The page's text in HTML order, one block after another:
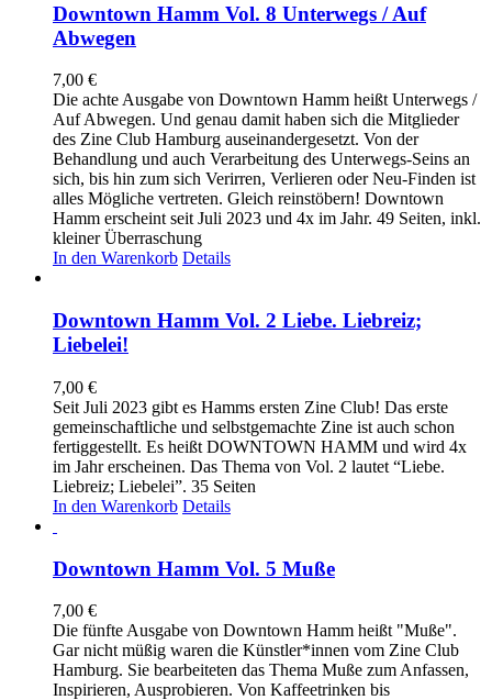
Downtown Hamm Vol. 8 Unterwegs / Auf
Abwegen
7,00 €
Die achte Ausgabe von Downtown Hamm heißt Unterwegs /
Auf Abwegen. Und genau damit haben sich die Mitglieder
des Zine Club Hamburg auseinandergesetzt. Von der
Behandlung und auch Verarbeitung des Unterwegs-Seins an
sich, bis hin zum sich Verirren, Verlieren oder Neu-Finden ist
alles Mögliche vertreten. Gleich reinstöbern! Downtown
Hamm erscheint seit Juli 2023 und 4x im Jahr. 49 Seiten, inkl.
kleiner Überraschung
In den Warenkorb Details
Downtown Hamm Vol. 2 Liebe. Liebreiz;
Liebelei!
7,00 €
Seit Juli 2023 gibt es Hamms ersten Zine Club! Das erste
gemeinschaftliche und selbstgemachte Zine ist auch schon
fertiggestellt. Es heißt DOWNTOWN HAMM und wird 4x
im Jahr erscheinen. Das Thema von Vol. 2 lautet “Liebe.
Liebreiz; Liebelei”. 35 Seiten
In den Warenkorb Details
Downtown Hamm Vol. 5 Muße
7,00 €
Die fünfte Ausgabe von Downtown Hamm heißt "Muße".
Gar nicht müßig waren die Künstler*innen vom Zine Club
Hamburg. Sie bearbeiteten das Thema Muße zum Anfassen,
Inspirieren, Ausprobieren. Von Kaffeetrinken bis